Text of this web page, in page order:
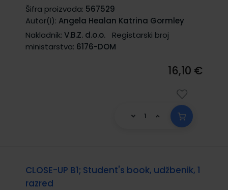
Šifra proizvoda: 567529
Autor(i): Angela Healan Katrina Gormley
Nakladnik: V.B.Z. d.o.o.
Registarski broj
ministarstva: 6176-DOM
16,10 €
CLOSE-UP B1; Student's book, udžbenik, 1
razred